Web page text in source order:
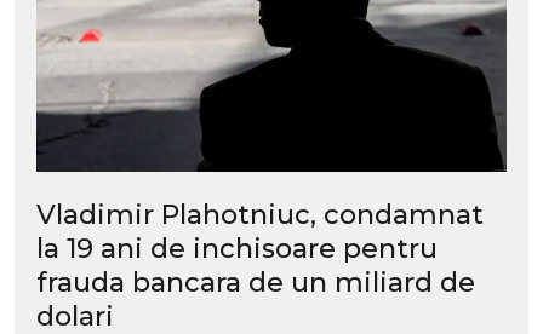
Vladimir Plahotniuc, condamnat
la 19 ani de inchisoare pentru
frauda bancara de un miliard de
dolari